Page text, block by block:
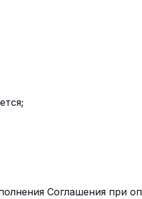
Соглашения при